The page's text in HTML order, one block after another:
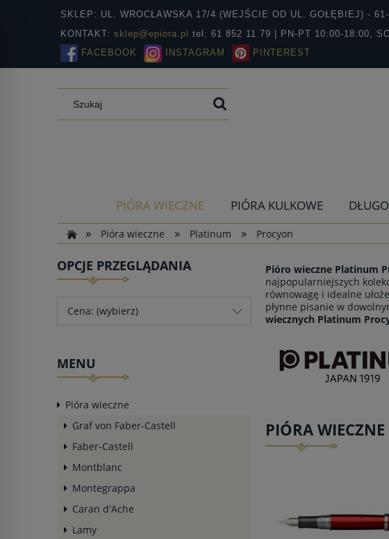
SKLEP: UL. WROCŁAWSKA 17/4 (WEJŚCIE OD UL. GOŁĘBIEJ) -
KONTAKT: sklep@epiora.pl
tel: 61 852 11 79 | PN-PT 10:00-18:00,
FACEBOOK
INSTAGRAM PINTEREST
PIÓRA WIECZNE PIÓRA KULKOWE
»
Pióra wieczne » Platinum » Procyon
OPCJE PRZEGLĄDANIA
Cena: (wybierz)
MENU
Pióra wieczne
Graf von Faber-Castell
Faber-Castell
Montblanc
Montegrappa
Caran d'Ache
Lamy
Pióro wieczne Platinum
najpopularniejszych
równowagę i idealne
płynne pisanie w
wiecznych Platinum
PIÓRA